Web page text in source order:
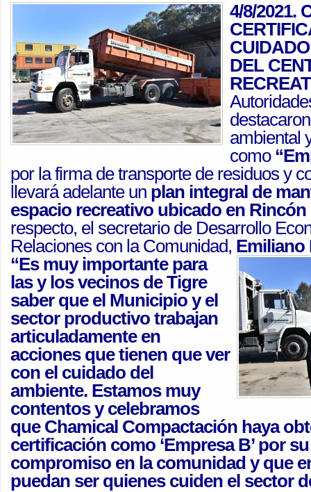
4/8/2021.
DEL
ambiental
como
por la firma de transporte de residuos y
llevará adelante un plan integral de
espacio recreativo ubicado en Rincón
respecto, el secretario de Desarrollo
Relaciones con la Comunidad, Emiliano
“Es muy importante para
las y los vecinos de Tigre
saber que el Municipio y el
sector productivo trabajan
articuladamente en
acciones que tienen que ver
con el cuidado del
ambiente. Estamos muy
contentos y celebramos
que Chamical Compactación haya
certificación como ‘Empresa B’ por
compromiso en la comunidad y que
puedan ser quienes cuiden el sector